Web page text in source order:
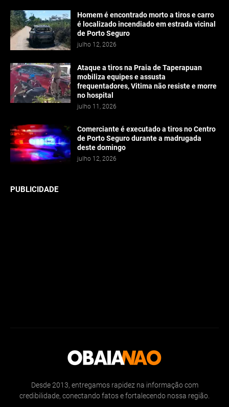
Homem é encontrado morto a tiros e carro
é localizado incendiado em estrada vicinal
de Porto Seguro
julho 12, 2026
Ataque a tiros na Praia de Taperapuan
mobiliza equipes e assusta
frequentadores, Vitima não resiste e morre
no hospital
julho 11, 2026
Comerciante é executado a tiros no Centro
de Porto Seguro durante a madrugada
deste domingo
julho 12, 2026
PUBLICIDADE
Desde 2013, entregamos rapidez na informação com
credibilidade, conectando fatos e fortalecendo nossa região.